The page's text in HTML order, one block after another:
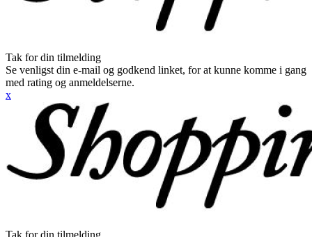
Tak for din tilmelding
Se venligst din e-mail og godkend linket, for at kunne komme i gang
med rating og anmeldelserne.
x
Tak for din tilmelding